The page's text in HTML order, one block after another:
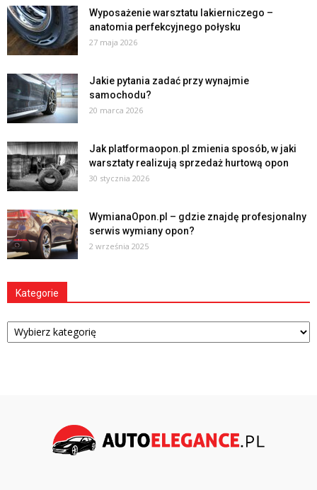
Wyposażenie warsztatu lakierniczego –
anatomia perfekcyjnego połysku
27 maja 2026
Jakie pytania zadać przy wynajmie
samochodu?
20 marca 2026
Jak platformaopon.pl zmienia sposób, w jaki
warsztaty realizują sprzedaż hurtową opon
30 stycznia 2026
WymianaOpon.pl – gdzie znajdę profesjonalny
serwis wymiany opon?
2 września 2025
Kategorie
Kategorie